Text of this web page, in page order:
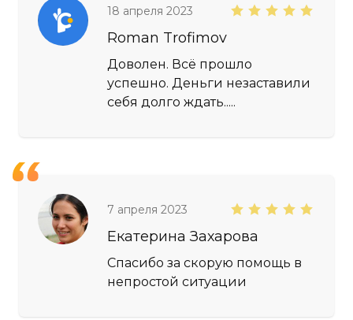
18 апреля 2023
Roman Trofimov
Доволен. Всё прошло
успешно. Деньги незаставили
себя долго ждать.....
7 апреля 2023
Екатерина Захарова
Спасибо за скорую помощь в
непростой ситуации